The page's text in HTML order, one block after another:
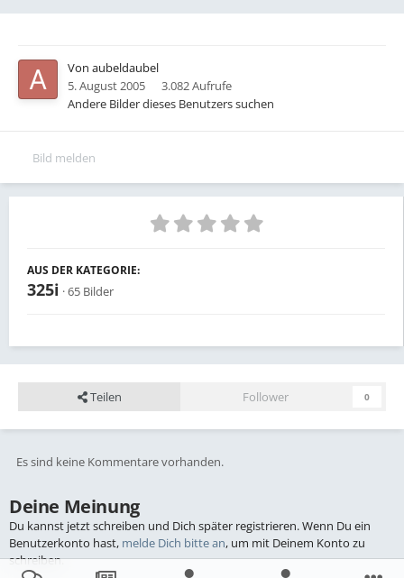
Von aubeldaubel
5. August 2005
3.082 Aufrufe
Andere Bilder dieses Benutzers suchen
Bild melden
AUS DER KATEGORIE:
325i · 65 Bilder
Teilen Follower 0
Es sind keine Kommentare vorhanden.
Deine Meinung
Du kannst jetzt schreiben und Dich später registrieren. Wenn Du ein
Benutzerkonto hast, melde Dich bitte an, um mit Deinem Konto zu
schreiben.